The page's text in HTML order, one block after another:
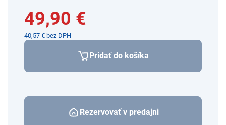
49,90 €
40,57 € bez DPH
Pridať do košíka
Rezervovať v predajni